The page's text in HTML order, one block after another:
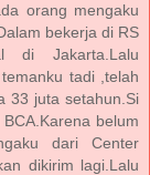
orang mengaku
bekerja di RS
di Jakarta.Lalu
tadi ,telah
33 juta setahun.Si
belum
dari Center
dikirim lagi.Lalu